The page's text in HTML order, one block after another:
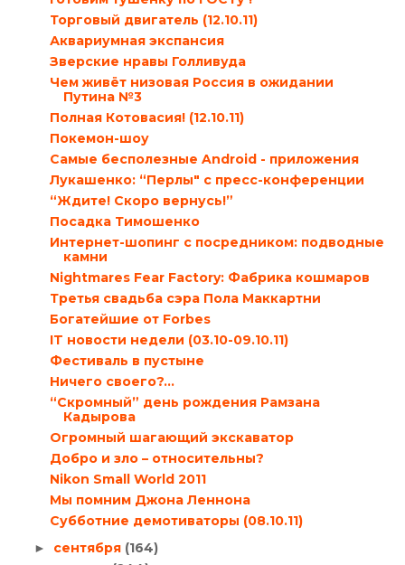
Торговый двигатель (12.10.11)
Аквариумная экспансия
Зверские нравы Голливуда
Чем живёт низовая Россия в ожидании
Путина №3
Полная Котовасия! (12.10.11)
Покемон-шоу
Самые бесполезные Android - приложения
Лукашенко: “Перлы" с пресс-конференции
“Ждите! Скоро вернусь!”
Посадка Тимошенко
Интернет-шопинг с посредником: подводные
камни
Nightmares Fear Factory: Фабрика кошмаров
Третья свадьба сэра Пола Маккартни
Богатейшие от Forbes
IT новости недели (03.10-09.10.11)
Фестиваль в пустыне
Ничего своего?…
“Скромный” день рождения Рамзана
Кадырова
Огромный шагающий экскаватор
Добро и зло – относительны?
Nikon Small World 2011
Мы помним Джона Леннона
Субботние демотиваторы (08.10.11)
► сентября (164)